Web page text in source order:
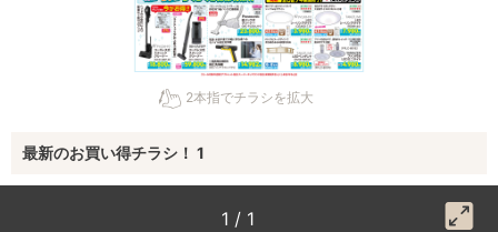
2本指でチラシを拡大
最新のお買い得チラシ！ 1
1 / 1